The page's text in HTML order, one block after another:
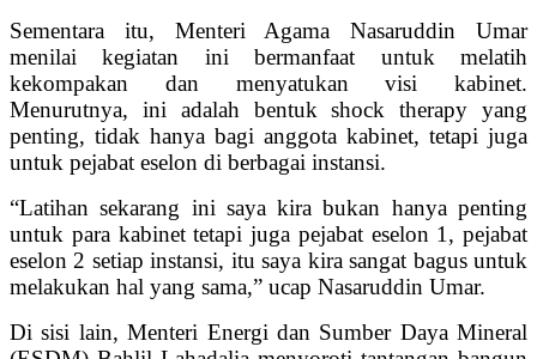
Sementara itu, Menteri Agama Nasaruddin Umar
menilai kegiatan ini bermanfaat untuk melatih
kekompakan dan menyatukan visi kabinet.
Menurutnya, ini adalah bentuk shock therapy yang
penting, tidak hanya bagi anggota kabinet, tetapi juga
untuk pejabat eselon di berbagai instansi.
“Latihan sekarang ini saya kira bukan hanya penting
untuk para kabinet tetapi juga pejabat eselon 1, pejabat
eselon 2 setiap instansi, itu saya kira sangat bagus untuk
melakukan hal yang sama,” ucap Nasaruddin Umar.
Di sisi lain, Menteri Energi dan Sumber Daya Mineral